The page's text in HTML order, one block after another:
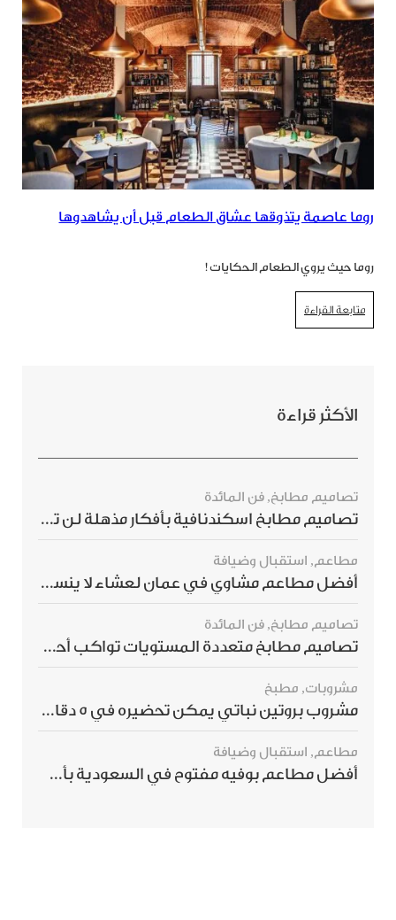
روما عاصمة يتذوقها عشاق الطعام قبل أن يشاهدوها
روما حيث يروي الطعام الحكايات!
متابعة القراءة
الأكثر قراءة
تصاميم مطابخ, فن المائدة
تصاميم مطابخ اسكندنافية بأفكار مذهلة لن ترغبي بتفويتها
مطاعم, استقبال وضيافة
أفضل مطاعم مشاوي في عمان لعشاء لا ينسى
تصاميم مطابخ, فن المائدة
تصاميم مطابخ متعددة المستويات تواكب أحدث صيحات الديكور العالمي
مشروبات, مطبخ
مشروب بروتين نباتي يمكن تحضيره في 5 دقائق ويمنحك شعورًا بالشبع
مطاعم, استقبال وضيافة
أفضل مطاعم بوفيه مفتوح في السعودية بأسعار تناسب الجميع